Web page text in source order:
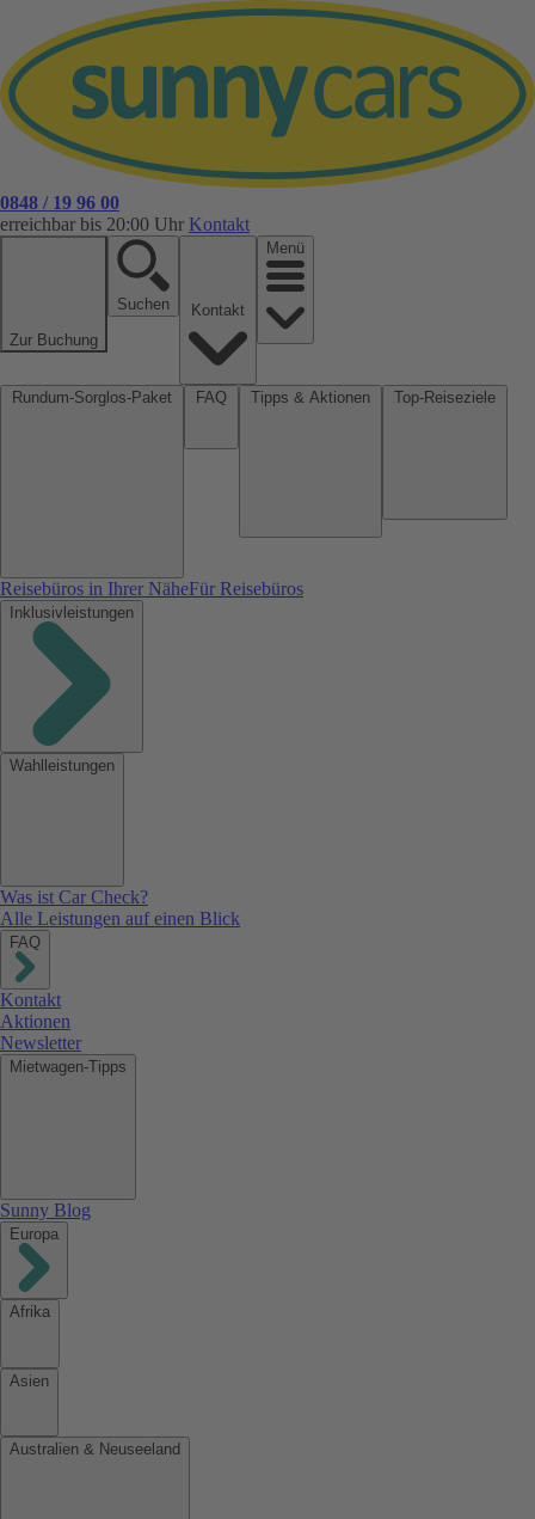
0848 / 19 96 00
erreichbar bis 20:00 Uhr Kontakt
Zur Buchung
Suchen
Menü
Reisebüros in Ihrer NäheFür Reisebüros
Inklusivleistungen
Wahlleistungen
Was ist Car Check?
Alle Leistungen auf einen Blick
FAQ
Kontakt
Aktionen
Newsletter
Mietwagen-Tipps
Sunny Blog
Europa
Afrika
Asien
Australien & Neuseeland